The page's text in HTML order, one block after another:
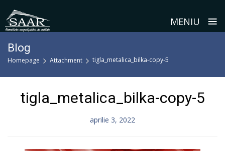
MENIU ≡
content
Blog
Homepage Attachment tigla_metalica_bilka-copy-5
tigla_metalica_bilka-copy-5
aprilie 3, 2022